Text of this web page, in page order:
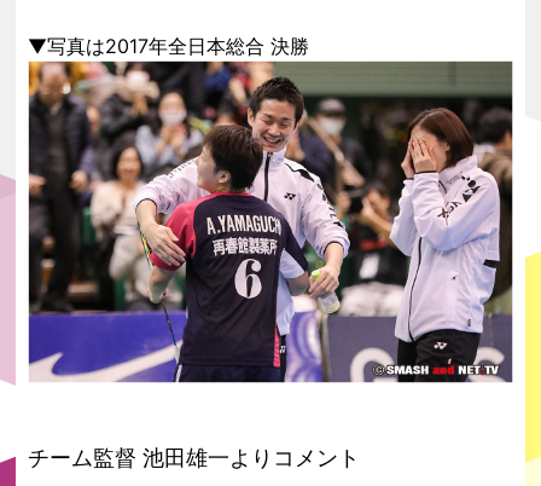
▼写真は2017年全日本総合 決勝
チーム監督 池田雄一よりコメント